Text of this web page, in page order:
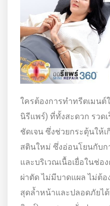
ใครต้องการทำทรีตเมนต์
นิรีแพร์) ที่ทั้งสะดวก รวด
ชัดเจน ซึ่งช่วยกระตุ้นให้
สตินใหม่ ซึ่งอ่อนโยนกับ
และบริเวณเนื้อเยื่อในช่อ
ผ่าตัด ไม่มีบาดแผล ไม่ต้
สุดล้ำหน้าและปลอดภัยได้